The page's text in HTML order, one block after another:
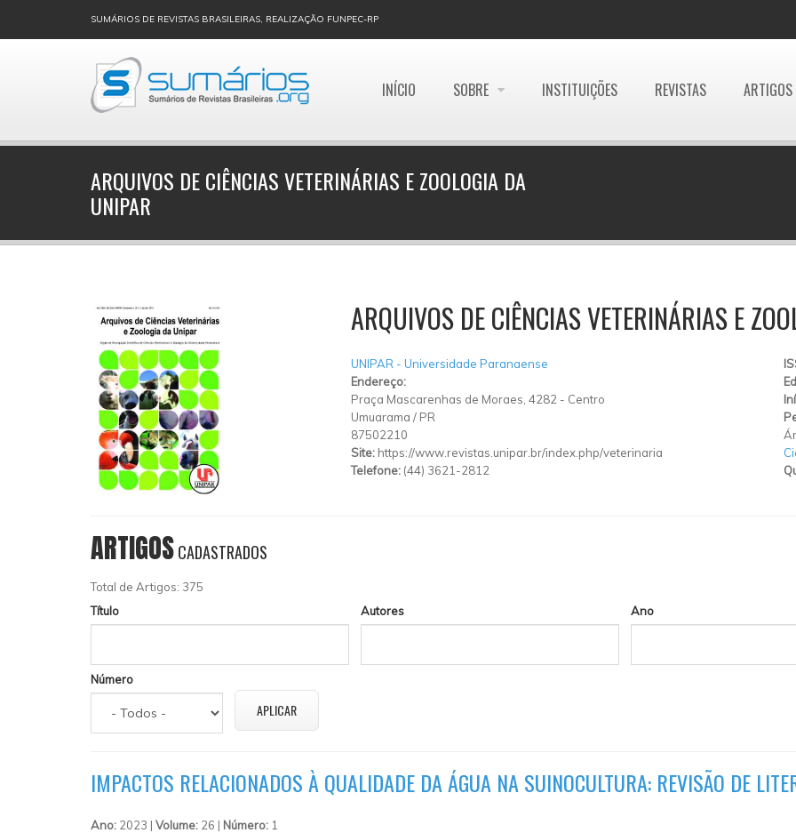
SUMÁRIOS DE REVISTAS BRASILEIRAS, REALIZAÇÃO FUNPEC-RP
INÍCIO SOBRE INSTITUIÇÕES REVISTAS ARTIGOS
ARQUIVOS DE CIÊNCIAS VETERINÁRIAS E ZOOLOGIA DA
UNIPAR
ARQUIVOS DE CIÊNCIAS VETERINÁRIAS E
UNIPAR - Universidade Paranaense
Endereço:
Praça Mascarenhas de Moraes, 4282 - Centro
Umuarama / PR
87502210
Site: https://www.revistas.unipar.br/index.php/veterinaria
Telefone: (44) 3621-2812
ARTIGOSCADASTRADOS
Total de Artigos: 375
Título
Autores Ano
Número
IMPACTOS RELACIONADOS À QUALIDADE DA ÁGUA NA SUINOCULTURA: REVISÃO DE
Ano: 2023 | Volume: 26 | Número: 1